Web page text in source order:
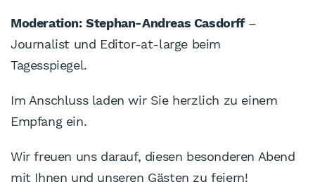
Moderation: Stephan-Andreas Casdorff–
Journalist und Editor-at-large beim
Tagesspiegel.
Im Anschluss laden wir Sie herzlich zu einem
Empfang ein.
Wir freuen uns darauf, diesen besonderen Abend
mit Ihnen und unseren Gästen zu feiern!